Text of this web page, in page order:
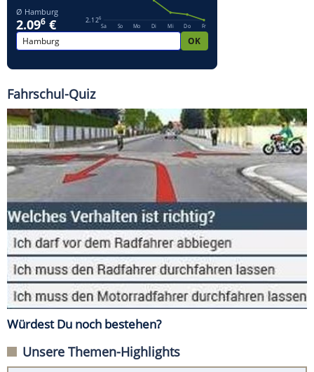
Fahrschul-Quiz
Würdest Du noch bestehen?
Unsere Themen-Highlights